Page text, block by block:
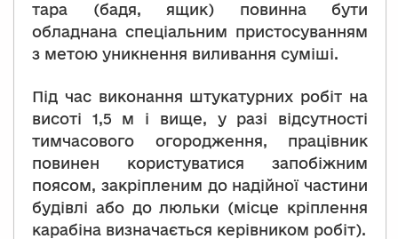
тара (бадя, ящик) повинна бути
обладнана спеціальним пристосуванням
з метою уникнення виливання суміші.
Під час виконання штукатурних робіт на
висоті 1,5 м і вище, у разі відсутності
тимчасового огородження, працівник
повинен користуватися запобіжним
поясом, закріпленим до надійної частини
будівлі або до люльки (місце кріплення
карабіна визначається керівником робіт).